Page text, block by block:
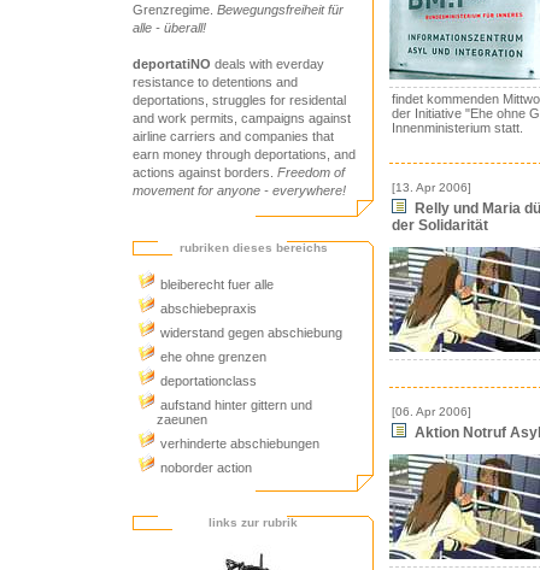
Grenzregime. Bewegungsfreiheit für
alle - überall!
deportatiNO deals with everday
resistance to detentions and
deportations, struggles for residental
and work permits, campaigns against
airline carriers and companies that
earn money through deportations, and
actions against borders. Freedom of
movement for anyone - everywhere!
rubriken dieses bereichs
bleiberecht fuer alle
abschiebepraxis
widerstand gegen abschiebung
ehe ohne grenzen
deportationclass
aufstand hinter gittern und
zaeunen
verhinderte abschiebungen
noborder action
links zur rubrik
findet kommenden
der Initiative "Ehe ohne
Innenministerium statt.
[13. Apr 2006]
Relly und Maria
der Solidarität
[06. Apr 2006]
Aktion Notruf